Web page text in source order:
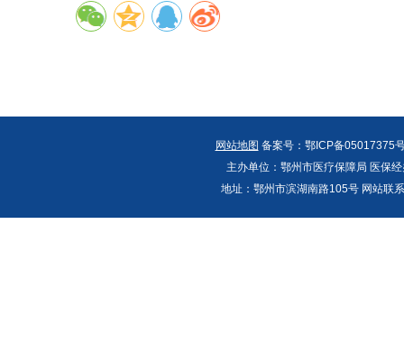
网站地图 备案号：鄂ICP备05017375
主办单位：鄂州市医疗保障局 医保
地址：鄂州市滨湖南路105号 网站